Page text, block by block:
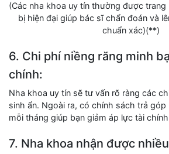
(Các nha khoa uy tín thường được
bị hiện đại giúp bác sĩ chẩn đoán và
chuẩn xác)(**)
6. Chi phí niềng răng minh
chính:
Nha khoa uy tín sẽ tư vấn rõ ràng các
sinh ẩn. Ngoài ra, có chính sách trả
mỗi tháng giúp bạn giảm áp lực tài
7. Nha khoa nhận được